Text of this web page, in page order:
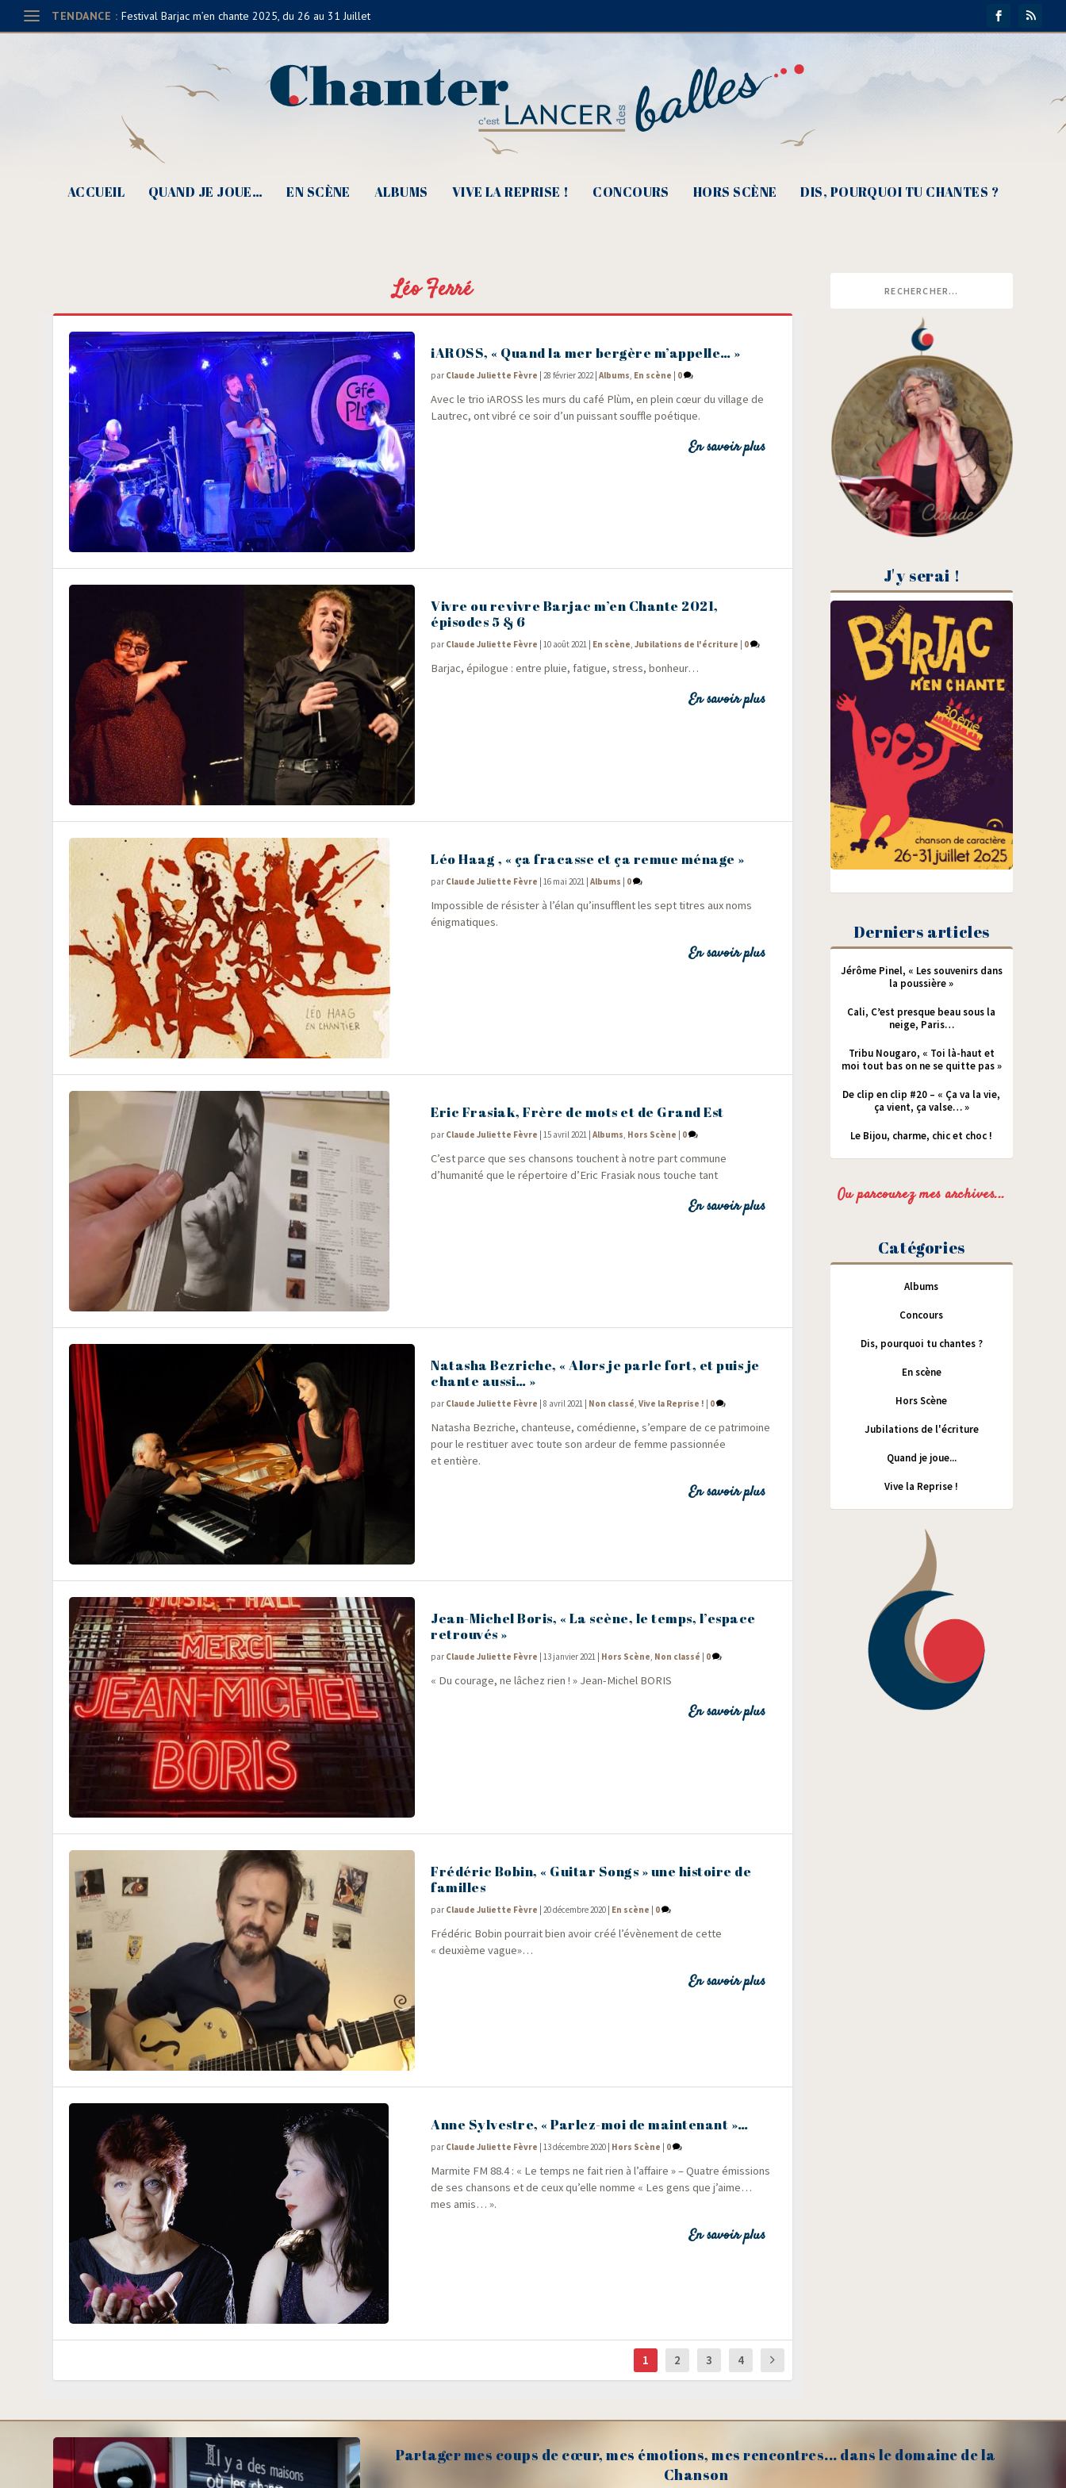
TENDANCE : Festival Barjac m’en chante 2025, du 26 au 31 Juillet
ACCUEIL QUAND JE JOUE… EN SCÈNE ALBUMS VIVE LA REPRISE ! CONCOURS HORS SCÈNE DIS, POURQUOI TU CHANTES ?
Léo Ferré
iAROSS, « Quand la mer bergère m’appelle… »
par Claude Juliette Fèvre |28 février 2022|Albums, En scène 0
Avec le trio iAROSS les murs du café Plùm, en plein cœur du vil­lage de
Lau­trec, ont vibré ce soir d’un puis­sant souffle poétique.
En savoir plus
Vivre ou revivre Barjac m’en Chante 2021,
épisodes 5 & 6
par Claude Juliette Fèvre |10 août 2021 En scène,Jubilations de l'écriture 0
Bar­jac, épi­logue : entre pluie, fatigue, stress, bonheur…
En savoir plus
Léo Haag , « ça fracasse et ça remue ménage »
par Claude Juliette Fèvre |16 mai 2021 |Albums 0
Impos­sible de résis­ter à l’élan qu’insufflent les sept titres aux noms
énigmatiques.
En savoir plus
Eric Frasiak, Frère de mots et de Grand Est
par Claude Juliette Fèvre |15 avril 2021 |Albums, Hors Scène 0
C’est parce que ses chan­sons touchent à notre part com­mune
d’humanité que le réper­toire d’Eric Fra­siak nous touche tant
En savoir plus
Natasha Bezriche, « Alors je parle fort, et puis je
chante aussi… »
par Claude Juliette Fèvre |8 avril 2021 Non classé,Vive la Reprise ! 0
Nata­sha Bez­riche, chan­teuse, comé­dienne, s’empare de ce patri­moine
pour le res­ti­tuer avec toute son ardeur de femme pas­sion­née
et entière.
En savoir plus
Jean-Michel Boris, « La scène, le temps, l’espace
retrouvés »
par Claude Juliette Fèvre |13 janvier 2021 Hors Scène, Non classé 0
« Du cou­rage, ne lâchez rien ! » Jean-Michel BORIS
En savoir plus
Frédéric Bobin, « Guitar Songs » une histoire de
familles
par Claude Juliette Fèvre |20 décembre 2020 En scène 0
Fré­dé­ric Bobin pour­rait bien avoir créé l’évènement de cette
« deuxième vague»…
En savoir plus
Anne Sylvestre, « Parlez-moi de maintenant »…
par Claude Juliette Fèvre |13 décembre 2020 Hors Scène 0
Mar­mite FM 88.4 : « Le temps ne fait rien à l’af­faire » – Quatre émis­sions
de ses chan­sons et de ceux qu’elle nomme « Les gens que j’aime…
mes amis… ».
En savoir plus
1 2 3 4
J'y serai !
Derniers articles
Jérôme Pinel, « Les souvenirs dans
la poussière »
Cali, C’est presque beau sous la
neige, Paris…
Tribu Nougaro, « Toi là-haut et
moi tout bas on ne se quitte pas »
De clip en clip #20 – « Ça va la vie,
ça vient, ça valse… »
Le Bijou, charme, chic et choc !
Ou parcourez mes archives...
Catégories
Albums
Concours
Dis, pourquoi tu chantes ?
En scène
Hors Scène
Jubilations de l'écriture
Quand je joue...
Vive la Reprise !
Partager mes coups de cœur, mes émotions, mes rencontres... dans le domaine de la
Chanson